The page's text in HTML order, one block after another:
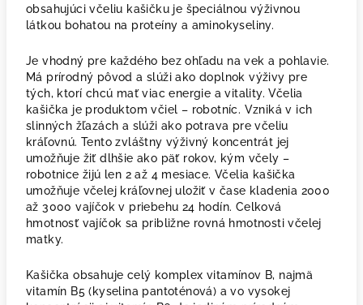
obsahujúci včeliu kašičku je špeciálnou výživnou
látkou bohatou na proteíny a aminokyseliny.
Je vhodný pre každého bez ohľadu na vek a pohlavie.
Má prírodný pôvod a slúži ako doplnok výživy pre
tých, ktorí chcú mať viac energie a vitality. Včelia
kašička je produktom včiel – robotníc. Vzniká v ich
slinných žľazách a slúži ako potrava pre včeliu
kráľovnú. Tento zvláštny výživný koncentrát jej
umožňuje žiť dlhšie ako päť rokov, kým včely –
robotnice žijú len 2 až 4 mesiace. Včelia kašička
umožňuje včelej kráľovnej uložiť v čase kladenia 2000
až 3000 vajíčok v priebehu 24 hodín. Celková
hmotnosť vajíčok sa približne rovná hmotnosti včelej
matky.
Kašička obsahuje celý komplex vitamínov B, najmä
vitamín B5 (kyselina pantoténová) a vo vysokej